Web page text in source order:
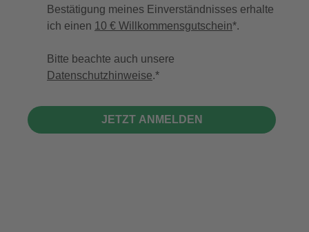
Bestätigung meines Einverständnisses erhalte
ich einen 10 € Willkommensgutschein*.
Bitte beachte auch unsere
Datenschutzhinweise.
JETZT ANMELDEN